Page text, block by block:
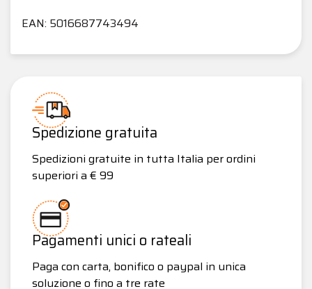
EAN: 5016687743494
Spedizione gratuita
Spedizioni gratuite in tutta Italia per ordini
superiori a € 99
Pagamenti unici o rateali
Paga con carta, bonifico o paypal in unica
soluzione o fino a tre rate